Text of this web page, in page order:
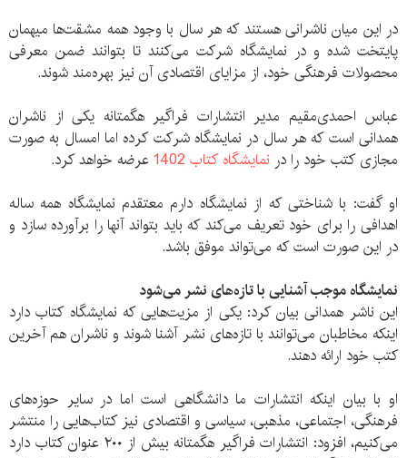
در این میان ناشرانی هستند که هر سال با وجود همه مشقت‌ها میهمان
پایتخت شده و در نمایشگاه شرکت می‌کنند تا بتوانند ضمن معرفی
محصولات فرهنگی خود، از مزایای اقتصادی آن نیز بهره‌مند شوند.
عباس احمدی‌مقیم مدیر انتشارات فراگیر هگمتانه یکی از ناشران
همدانی است که هر سال در نمایشگاه شرکت کرده اما امسال به صورت
مجازی کتب خود را در نمایشگاه کتاب 1402
عرضه خواهد کرد.
او گفت: با شناختی که از نمایشگاه دارم معتقدم نمایشگاه همه ساله
اهدافی را برای خود تعریف می‌کند که باید بتواند آنها را برآورده سازد و
در این صورت است که می‌تواند موفق باشد.
نمایشگاه موجب آشنایی با تازه‌های نشر می‌شود
این ناشر همدانی بیان کرد: یکی از مزیت‌هایی که نمایشگاه کتاب دارد
اینکه مخاطبان می‌توانند با تازه‌های نشر آشنا شوند و ناشران هم آخرین
کتب خود ارائه دهند.
او با بیان اینکه انتشارات ما دانشگاهی است اما در سایر حوزه‌های
فرهنگی، اجتماعی، مذهبی، سیاسی و اقتصادی نیز کتاب‌هایی را منتشر
می‌کنیم، افزود: انتشارات فراگیر هگمتانه بیش از ۲۰۰ عنوان کتاب دارد